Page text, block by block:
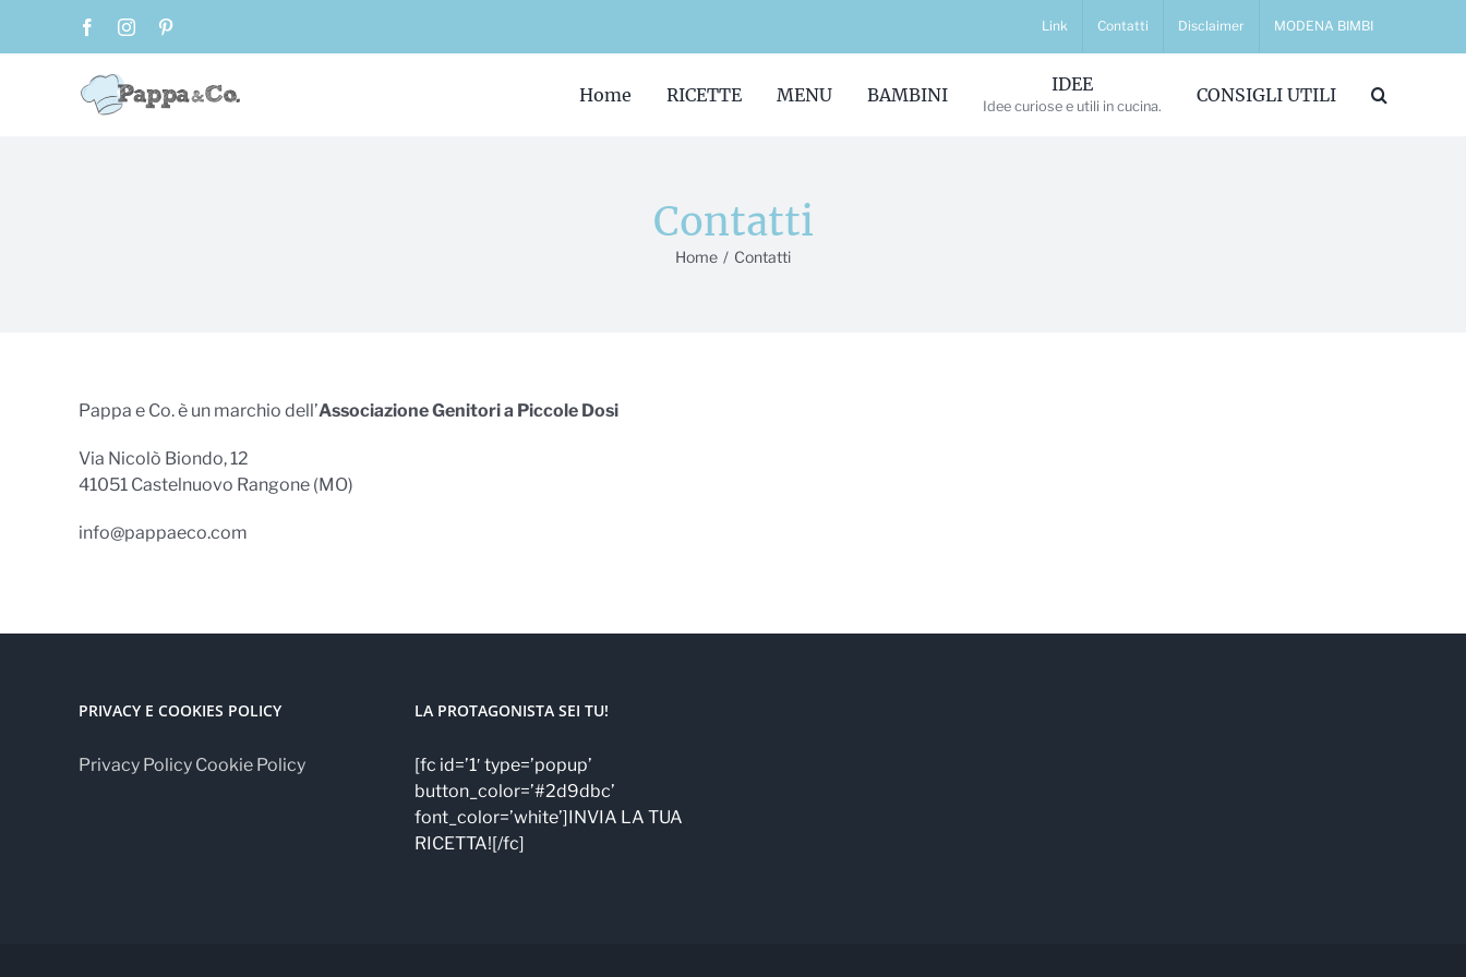
FacebookInstagram Link Contatti Disclaimer MODENA BIMBI
Home RICETTE MENU BAMBINI IDEE
Idee curiose e utili in cucina.
CONSIGLI UTILI
Contatti
Home / Contatti
Pappa e Co. è un marchio dell’Associazione Genitori a Piccole Dosi
Via Nicolò Biondo, 12
41051 Castelnuovo Rangone (MO)
info@pappaeco.com
PRIVACY E COOKIES POLICY
Privacy Policy Cookie Policy
LA PROTAGONISTA SEI TU!
[fc id=’1′ type=’popup’
button_color=’#2d9dbc’
font_color=’white’]INVIA LA TUA
RICETTA![/fc]